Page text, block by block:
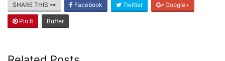
SHARE THIS Facebook Twitter Google+
Pin It Buffer